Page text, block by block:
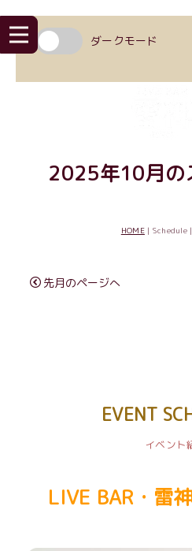
ダークモード
2025年10月の
HOME| Schedule |
先月のページへ
EVENT
イベント
LIVE BAR・雷